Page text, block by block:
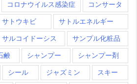
コロナウイルス感染症 コンサータ
サトウキビ サトルエネルギー
サルコイドーシス サンプル化粧品
鹸 シャンプー シャンプー剤
シール ジャズミン スキー